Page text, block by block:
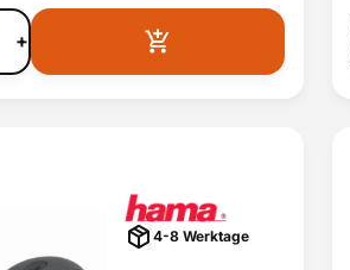
+
4-8 Werktage